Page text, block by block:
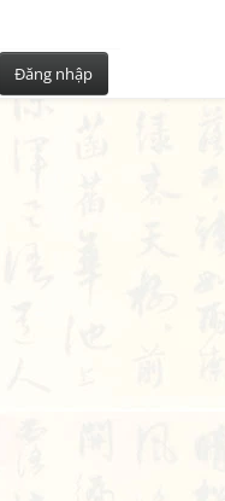
Đăng nhập